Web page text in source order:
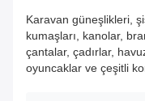
Karavan güneşlikleri,
kumaşları, kanolar,
çantalar, çadırlar,
oyuncaklar ve çeşitli